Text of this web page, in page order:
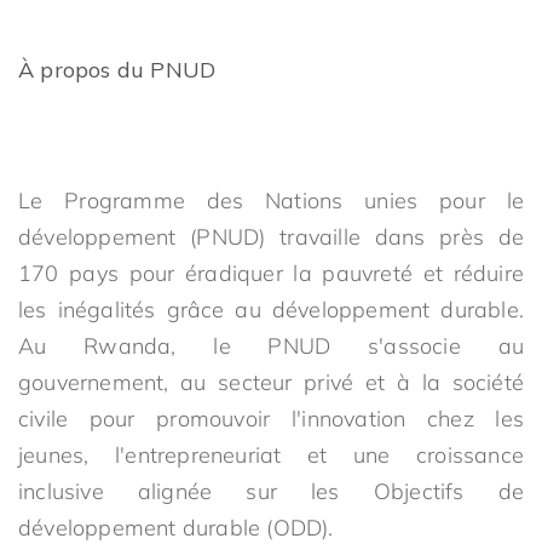
À propos du PNUD
Le Programme des Nations unies pour le
développement (PNUD) travaille dans près de
170 pays pour éradiquer la pauvreté et réduire
les inégalités grâce au développement durable.
Au Rwanda, le PNUD s'associe au
gouvernement, au secteur privé et à la société
civile pour promouvoir l'innovation chez les
jeunes, l'entrepreneuriat et une croissance
inclusive alignée sur les Objectifs de
développement durable (ODD).